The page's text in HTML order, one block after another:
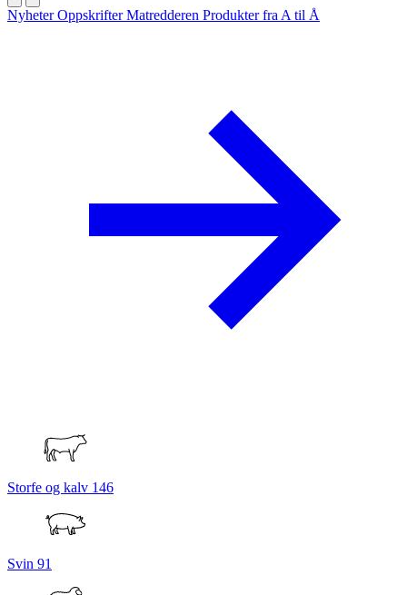
NyheterOppskrifterMatredderen Produkter fra A til Å
Storfe og kalv 146
Svin 91